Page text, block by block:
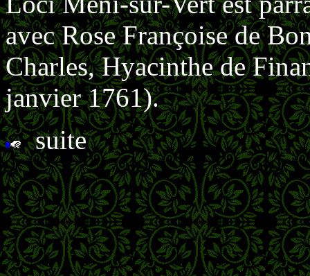
avec Rose Françoise de
Charles, Hyacinthe de
janvier 1761).
suite